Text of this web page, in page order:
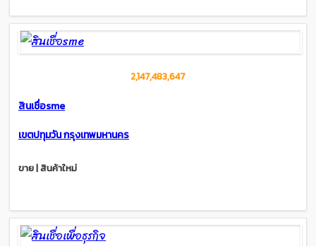
2,147,483,647
สินเชื่อsme
เขตปทุมวัน กรุงเทพมหานคร
ขาย | สินค้าใหม่